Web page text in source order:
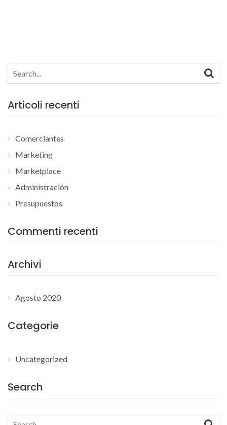
for:
Articoli recenti
Comerciantes
Marketing
Marketplace
Administración
Presupuestos
Commenti recenti
Archivi
Agosto 2020
Categorie
Uncategorized
Search